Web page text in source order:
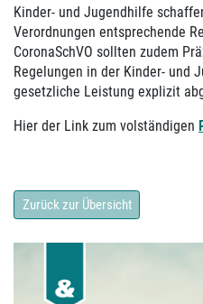
Kinder- und Jugendhilfe
Verordnungen entsprechende
CoronaSchVO sollten zudem
Regelungen in der Kinder- und
gesetzliche Leistung explizit
Hier der Link zum volständigen
Zurück zur Übersicht